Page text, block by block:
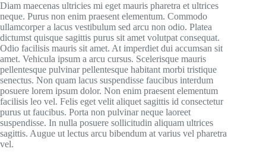
Diam maecenas ultricies mi eget mauris pharetra et ultrices
neque. Purus non enim praesent elementum. Commodo
ullamcorper a lacus vestibulum sed arcu non odio. Platea
dictumst quisque sagittis purus sit amet volutpat consequat.
Odio facilisis mauris sit amet. At imperdiet dui accumsan sit
amet. Vehicula ipsum a arcu cursus. Scelerisque mauris
pellentesque pulvinar pellentesque habitant morbi tristique
senectus. Non quam lacus suspendisse faucibus interdum
posuere lorem ipsum dolor. Non enim praesent elementum
facilisis leo vel. Felis eget velit aliquet sagittis id consectetur
purus ut faucibus. Porta non pulvinar neque laoreet
suspendisse. In nulla posuere sollicitudin aliquam ultrices
sagittis. Augue ut lectus arcu bibendum at varius vel pharetra
vel.